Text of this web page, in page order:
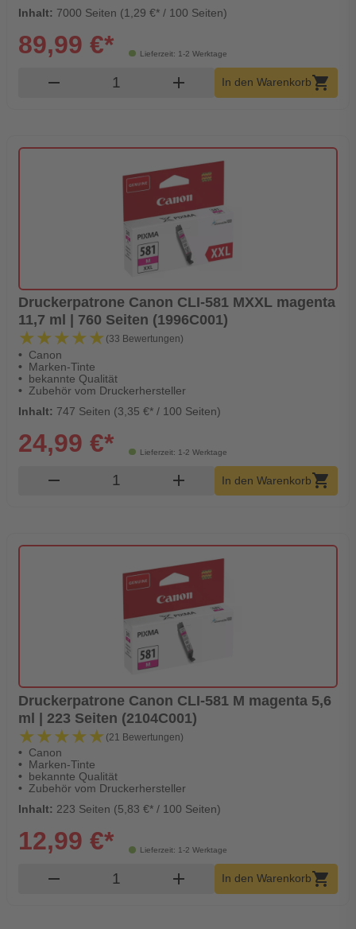
Inhalt: 7000 Seiten (1,29 €* / 100 Seiten)
Lieferzeit: 1-2 Werktage
89,99 €*
remove Produkt Warenkorb Menge
add In den Warenkorbshopping_cart
Druckerpatrone Canon CLI-581 MXXL magenta
11,7 ml | 760 Seiten (1996C001)
★★★★★
★★★★★ (33 Bewertungen)
Canon
Marken-Tinte
bekannte Qualität
Zubehör vom Druckerhersteller
Inhalt: 747 Seiten (3,35 €* / 100 Seiten)
Lieferzeit: 1-2 Werktage
24,99 €*
remove Produkt Warenkorb Menge
add In den Warenkorbshopping_cart
Druckerpatrone Canon CLI-581 M magenta 5,6
ml | 223 Seiten (2104C001)
★★★★★
★★★★★ (21 Bewertungen)
Canon
Marken-Tinte
bekannte Qualität
Zubehör vom Druckerhersteller
Inhalt: 223 Seiten (5,83 €* / 100 Seiten)
Lieferzeit: 1-2 Werktage
12,99 €*
remove Produkt Warenkorb Menge
add In den Warenkorbshopping_cart